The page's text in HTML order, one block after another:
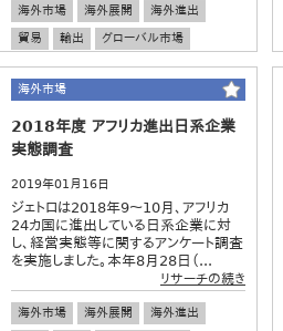
海外市場 海外展開
海外進出
貿易
輸出
グローバル市場
企業経営
海外市場
2018年度 アフリカ進出日系企業
実態調査
2019年01月16日
ジェトロは2018年9～10月、アフリカ
24カ国に進出している日系企業に対
し、経営実態等に関するアンケート調査
を実施しました。本年8月28日（...
リサーチの続き
海外市場 海外展開
海外進出